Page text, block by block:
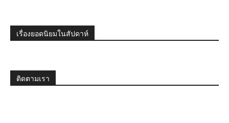
เรื่องยอดนิยมในสัปดาห์
ติดตามเรา